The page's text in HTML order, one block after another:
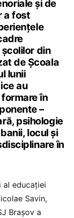
și de
a fost
din
de Școala
lunii
au
în
–
psihologie
locul și
în
al educației
Savin,
Brașov a